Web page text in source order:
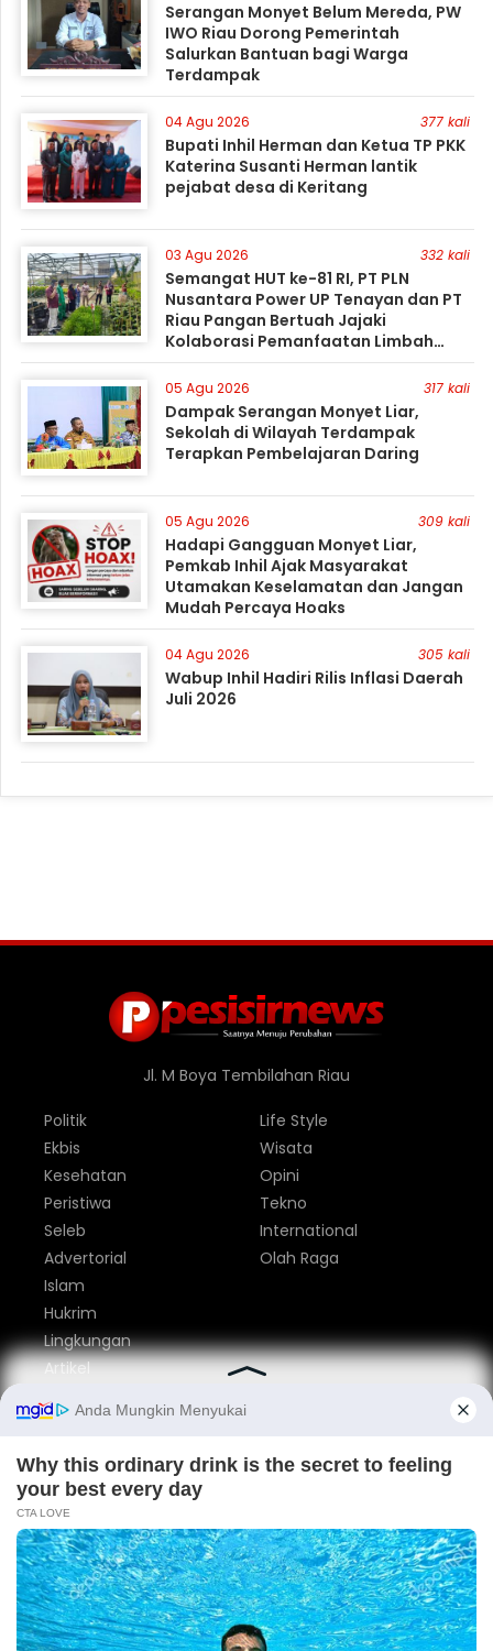
Serangan Monyet Belum Mereda, PW
IWO Riau Dorong Pemerintah
Salurkan Bantuan bagi Warga
Terdampak
04 Agu 2026 377 kali
Bupati Inhil Herman dan Ketua TP PKK
Katerina Susanti Herman lantik
pejabat desa di Keritang
03 Agu 2026 332 kali
Semangat HUT ke-81 RI, PT PLN
Nusantara Power UP Tenayan dan PT
Riau Pangan Bertuah Jajaki
Kolaborasi Pemanfaatan Limbah
FABA untuk Dukung Swasembada
05 Agu 2026 317 kali
Dampak Serangan Monyet Liar,
Sekolah di Wilayah Terdampak
Terapkan Pembelajaran Daring
05 Agu 2026 309 kali
Hadapi Gangguan Monyet Liar,
Pemkab Inhil Ajak Masyarakat
Utamakan Keselamatan dan Jangan
Mudah Percaya Hoaks
04 Agu 2026 305 kali
Wabup Inhil Hadiri Rilis Inflasi Daerah
Juli 2026
Jl. M Boya Tembilahan Riau
Politik
Ekbis
Kesehatan
Peristiwa
Seleb
Advertorial
Life Style
Wisata
Opini
Tekno
International
Olah Raga
Islam
Hukrim
Lingkungan
Artikel
Parlemen
Nasional
Tentang Kami Redaksi
Privacy Policy
Disclaimer Iklan Kontak
© 2014 - 2026pesisirnews.com. devheriweb